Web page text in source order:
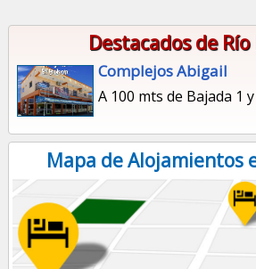
Destacados de
Complejos Abigail
A 100 mts de Bajada 1 y
Mapa de Alojamientos